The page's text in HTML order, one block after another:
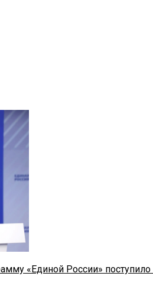
«Единой России»